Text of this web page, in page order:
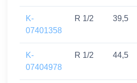
K-
07401358
R 1/2 39,5
K-
07404978
R 1/2 44,5